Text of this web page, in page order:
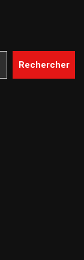
Rechercher